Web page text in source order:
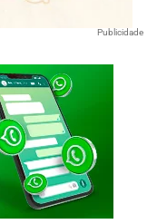
Publicidade